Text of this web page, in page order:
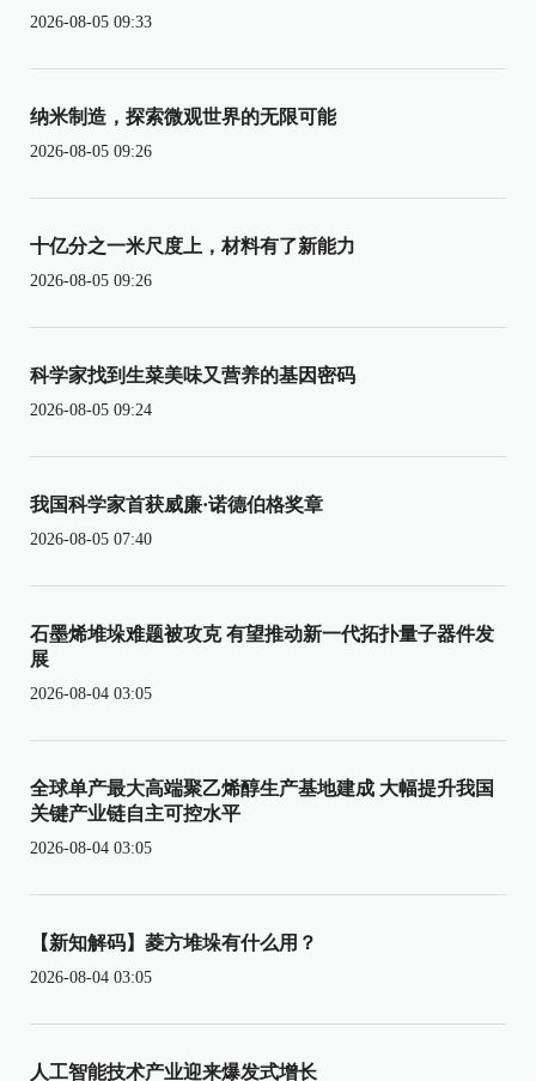
2026-08-05 09:33
纳米制造，探索微观世界的无限可能
2026-08-05 09:26
十亿分之一米尺度上，材料有了新能力
2026-08-05 09:26
科学家找到生菜美味又营养的基因密码
2026-08-05 09:24
我国科学家首获威廉·诺德伯格奖章
2026-08-05 07:40
石墨烯堆垛难题被攻克 有望推动新一代拓扑量子器件发
展
2026-08-04 03:05
全球单产最大高端聚乙烯醇生产基地建成 大幅提升我国
关键产业链自主可控水平
2026-08-04 03:05
【新知解码】菱方堆垛有什么用？
2026-08-04 03:05
人工智能技术产业迎来爆发式增长